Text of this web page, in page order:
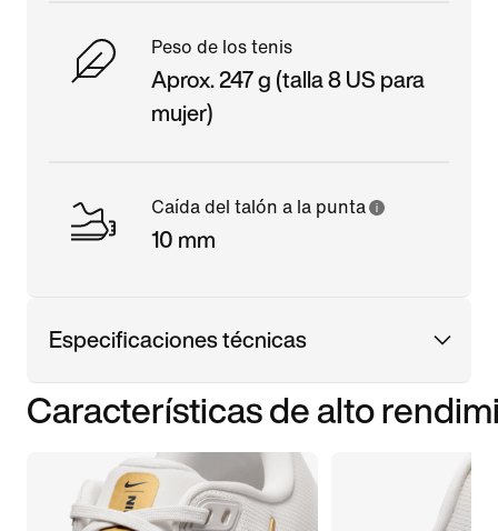
Peso de los tenis
Aprox. 247 g (talla 8 US para
mujer)
Caída del talón a la punta
10 mm
Especificaciones técnicas
Características de alto